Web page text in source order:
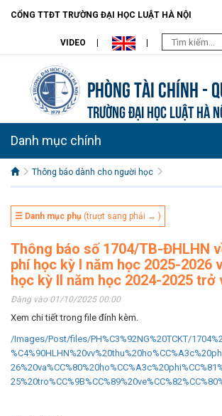
CỔNG TTĐT TRƯỜNG ĐẠI HỌC LUẬT HÀ NỘI
VIDEO
Phòng Tài chính -
TRƯỜNG ĐẠI HỌC LUẬT HÀ
Danh mục chính
Thông báo dành cho người học
☰ Danh mục phụ (trượt sang phải → )
Thông báo số 1704/TB-ĐHLHN
phí học kỳ I năm học 2025-2026
học kỳ II năm học 2024-2025
Đăng vào 01/10/2025 00:00
Xem chi tiết trong file đính kèm.
/Images/Post/files/PH%C3%92NG%20TCKT/